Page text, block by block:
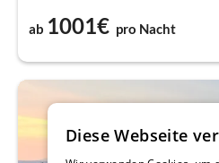
ab 1001€ pro Nacht
Diese Webseite